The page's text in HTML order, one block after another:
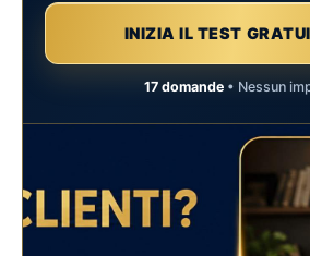
INIZIA IL TEST
17 domande• Nessun